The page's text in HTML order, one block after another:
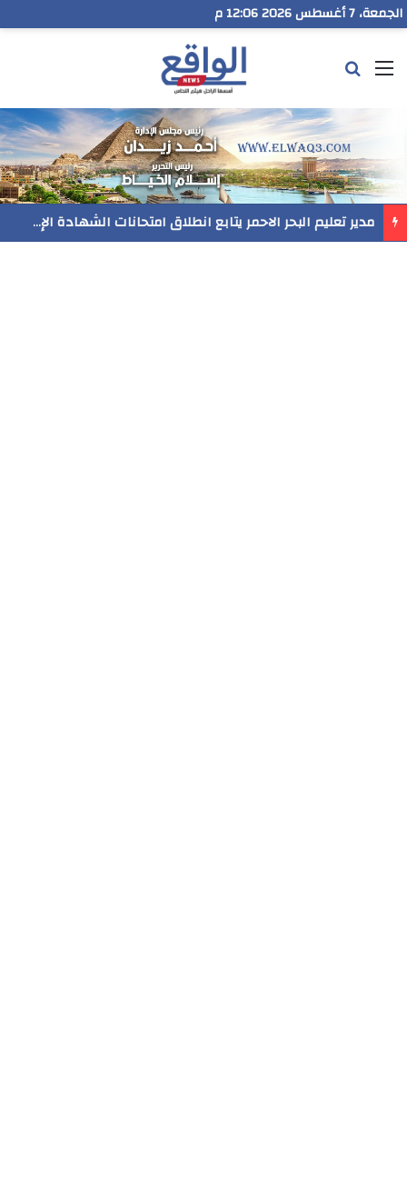
الجمعة، 7 أغسطس 2026 12:06 م
القائمة
مدير تعليم البحر الاحمر يتابع انطلاق امتحانات الشهادة الإعدادية ويؤكد: الانضباط